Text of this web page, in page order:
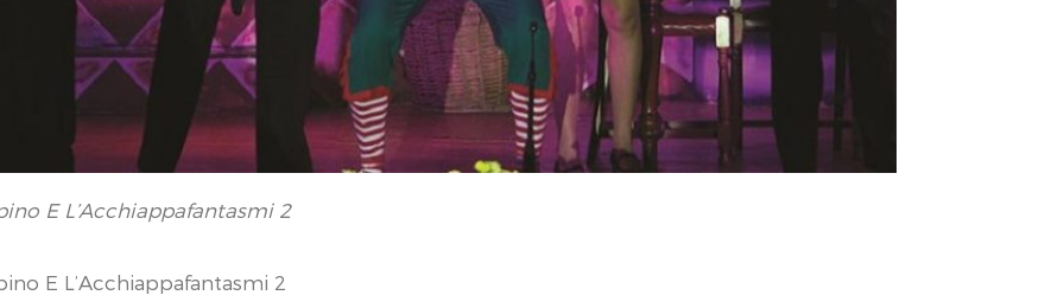
E L’Acchiappafantasmi 2
E L’Acchiappafantasmi 2